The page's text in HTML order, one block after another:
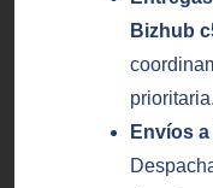
Bizhub
prioritaria.
Envíos